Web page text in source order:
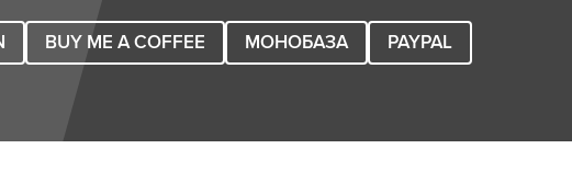
BUY ME A COFFEE МОНОБАЗА PAYPAL